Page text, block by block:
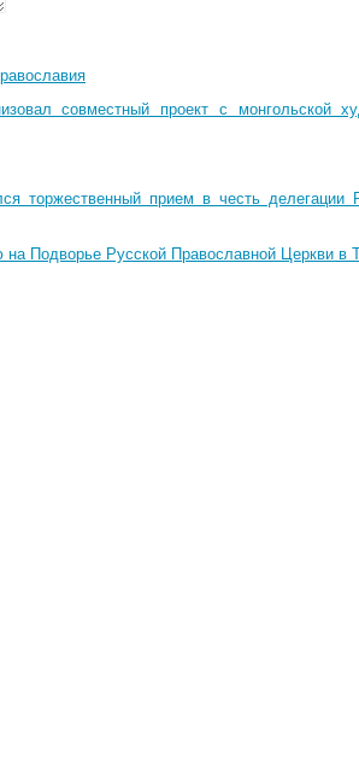
совместный проект с монгольской
торжественный прием в честь делегации
Подворье Русской Православной Церкви в